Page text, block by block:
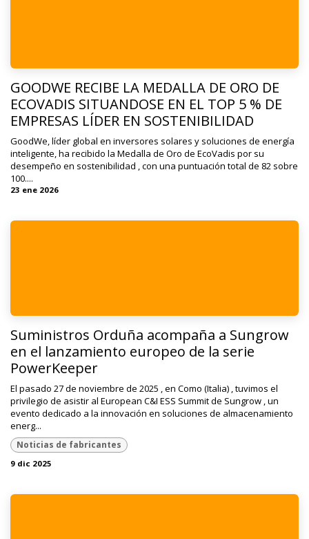
GOODWE RECIBE LA MEDALLA DE ORO DE
ECOVADIS SITUANDOSE EN EL TOP 5 % DE
EMPRESAS LÍDER EN SOSTENIBILIDAD
GoodWe, líder global en inversores solares y soluciones de energía
inteligente, ha recibido la Medalla de Oro de EcoVadis por su
desempeño en sostenibilidad , con una puntuación total de 82 sobre
100....
23 ene 2026
Suministros Orduña acompaña a Sungrow
en el lanzamiento europeo de la serie
PowerKeeper
El pasado 27 de noviembre de 2025 , en Como (Italia) , tuvimos el
privilegio de asistir al European C&I ESS Summit de Sungrow , un
evento dedicado a la innovación en soluciones de almacenamiento
energ...
Noticias de fabricantes
9 dic 2025